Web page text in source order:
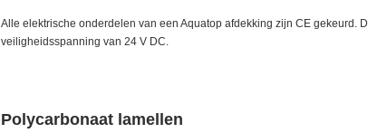
Alle elektrische onderdelen van een Aquatop afdekking zijn CE gekeurd.
veiligheidsspanning van 24 V DC.
Polycarbonaat lamellen